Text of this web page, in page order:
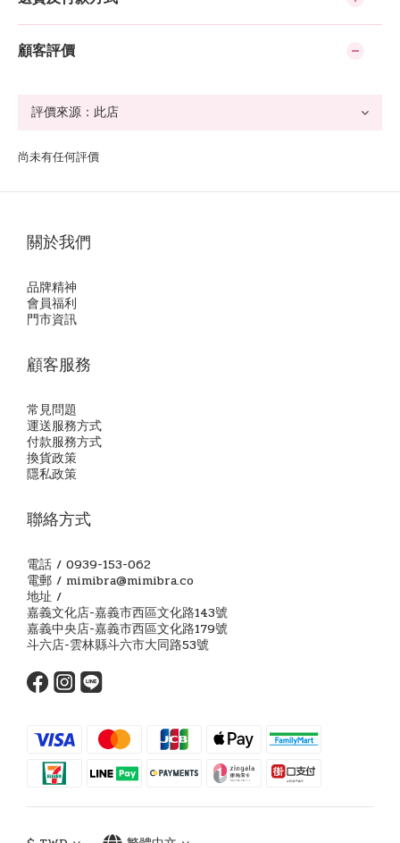
顧客評價
尚未有任何評價
關於我們
品牌精神
會員福利
門市資訊
顧客服務
常見問題
運送服務方式
付款服務方式
換貨政策
隱私政策
聯絡方式
電話 / 0939-153-062
電郵 / mimibra@mimibra.co
地址 /
嘉義文化店-嘉義市西區文化路143號
嘉義中央店-嘉義市西區文化路179號
斗六店-雲林縣斗六市大同路53號